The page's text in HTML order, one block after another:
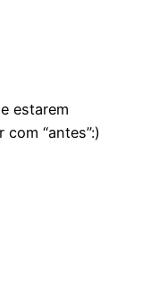
estarem
com “antes”:)